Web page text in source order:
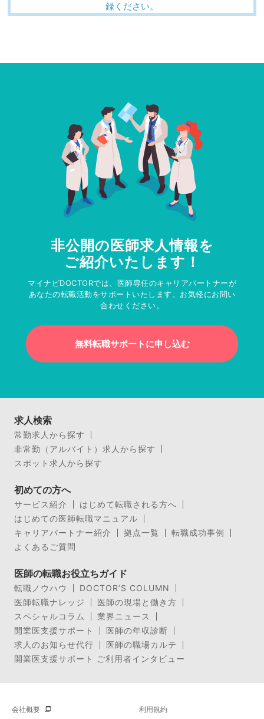
録ください。
非公開の医師求人情報を
ご紹介いたします！
マイナビDOCTORでは、医師専任のキャリアパートナーが
あなたの転職活動をサポートいたします。お気軽にお問い
合わせください。
無料転職サポートに申し込む
求人検索
常勤求人から探す
非常勤（アルバイト）求人から探す
スポット求人から探す
初めての方へ
サービス紹介
はじめて転職される方へ
はじめての医師転職マニュアル
キャリアパートナー紹介
拠点一覧
転職成功事例
よくあるご質問
医師の転職お役立ちガイド
転職ノウハウ
DOCTOR’S COLUMN
医師転職ナレッジ
医師の現場と働き方
スペシャルコラム
業界ニュース
開業医支援サポート
医師の年収診断
求人のお知らせ代行
医師の職場カルテ
開業医支援サポート ご利用者インタビュー
会社概要 利用規約